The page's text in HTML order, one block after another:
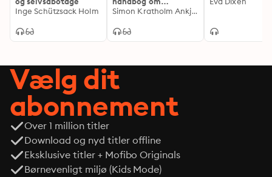
Inge Schützsack Holm
borderline
Simon Kratholm Ankjærgaard
Vælg dit
abonnement
Over 1 million titler
Download og nyd titler offline
Eksklusive titler + Mofibo Originals
Børnevenligt miljø (Kids Mode)